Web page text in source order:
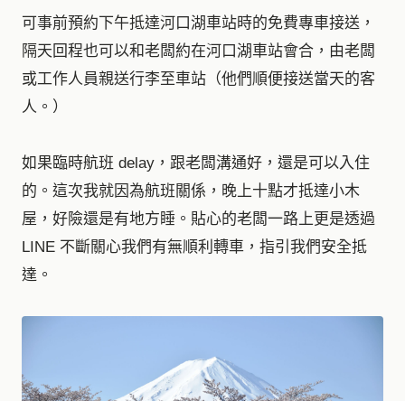
可事前預約下午抵達河口湖車站時的免費專車接送，
隔天回程也可以和老闆約在河口湖車站會合，由老闆
或工作人員親送行李至車站（他們順便接送當天的客
人。）
如果臨時航班 delay，跟老闆溝通好，還是可以入住
的。這次我就因為航班關係，晚上十點才抵達小木
屋，好險還是有地方睡。貼心的老闆一路上更是透過
LINE 不斷關心我們有無順利轉車，指引我們安全抵
達。